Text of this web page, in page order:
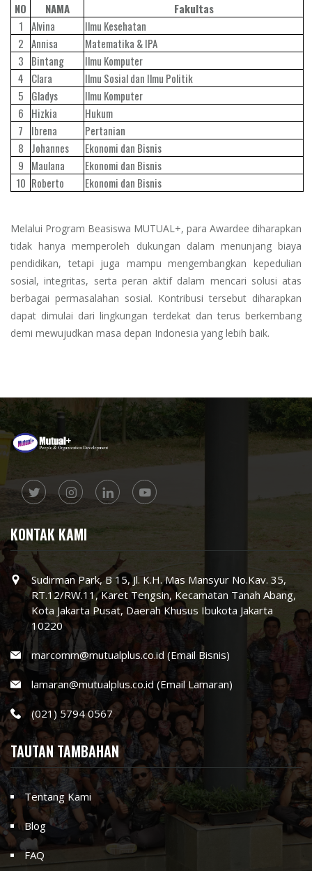
NO NAMA
Fakultas
1 Alvina
Ilmu Kesehatan
2 Annisa
Matematika & IPA
3 Bintang
Ilmu Komputer
4 Clara
Ilmu Sosial dan Ilmu Politik
5 Gladys
Ilmu Komputer
6 Hizkia
Hukum
7
Ibrena
Pertanian
8 Johannes
Ekonomi dan Bisnis
9 Maulana
Ekonomi dan Bisnis
10 Roberto Ekonomi dan Bisnis
Melalui Program Beasiswa MUTUAL+, para Awardee diharapkan
tidak hanya memperoleh dukungan dalam menunjang biaya
pendidikan, tetapi juga mampu mengembangkan kepedulian
sosial, integritas, serta peran aktif dalam mencari solusi atas
berbagai permasalahan sosial. Kontribusi tersebut diharapkan
dapat dimulai dari lingkungan terdekat dan terus berkembang
demi mewujudkan masa depan Indonesia yang lebih baik.
KONTAK KAMI
Sudirman Park, B 15, Jl. K.H. Mas Mansyur No.Kav. 35,
RT.12/RW.11, Karet Tengsin, Kecamatan Tanah Abang,
Kota Jakarta Pusat, Daerah Khusus Ibukota Jakarta
10220
marcomm@mutualplus.co.id (Email Bisnis)
lamaran@mutualplus.co.id (Email Lamaran)
(021) 5794 0567
TAUTAN TAMBAHAN
Tentang Kami
Blog
FAQ